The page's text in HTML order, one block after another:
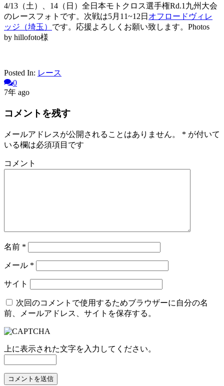
4/13（土）、14（日）全日本モトクロス選手権Rd.1九州大会
のレースフォトです。次戦は5月11~12日 オフロードヴィレ
ッジ（埼玉） です。応援よろしくお願い致します。Photos
by hillofoto様
Posted In: レース
0
7年 ago
コメントを残す
メールアドレスが公開されることはありません。 * が付いて
いる欄は必須項目です
コメント
名前 *
メール *
サイト
次回のコメントで使用するためブラウザーに自分の名
前、メールアドレス、サイトを保存する。
上に表示された文字を入力してください。